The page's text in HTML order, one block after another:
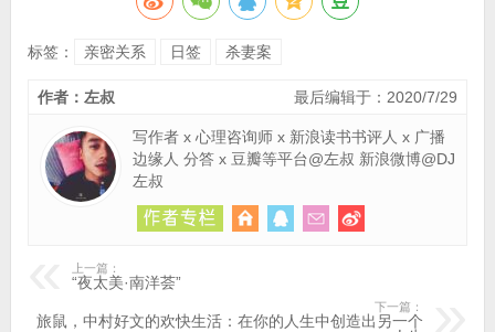
标签： 亲密关系 日签 杀妻案
最后编辑于：2020/7/29
作者：左叔
写作者 x 心理咨询师 x 新浪读书书评人 x 广播
边缘人 分答 x 豆瓣等平台@左叔 新浪微博@DJ
左叔
上一篇：
“夜太美·南洋荟”
下一篇：
旅鼠，中村好文的欢快生活：在你的人生中创造出另一个